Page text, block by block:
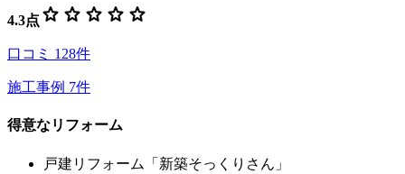
4.3点 star star star star star
口コミ 128件
施工事例 7件
得意なリフォーム
戸建リフォーム「新築そっくりさん」